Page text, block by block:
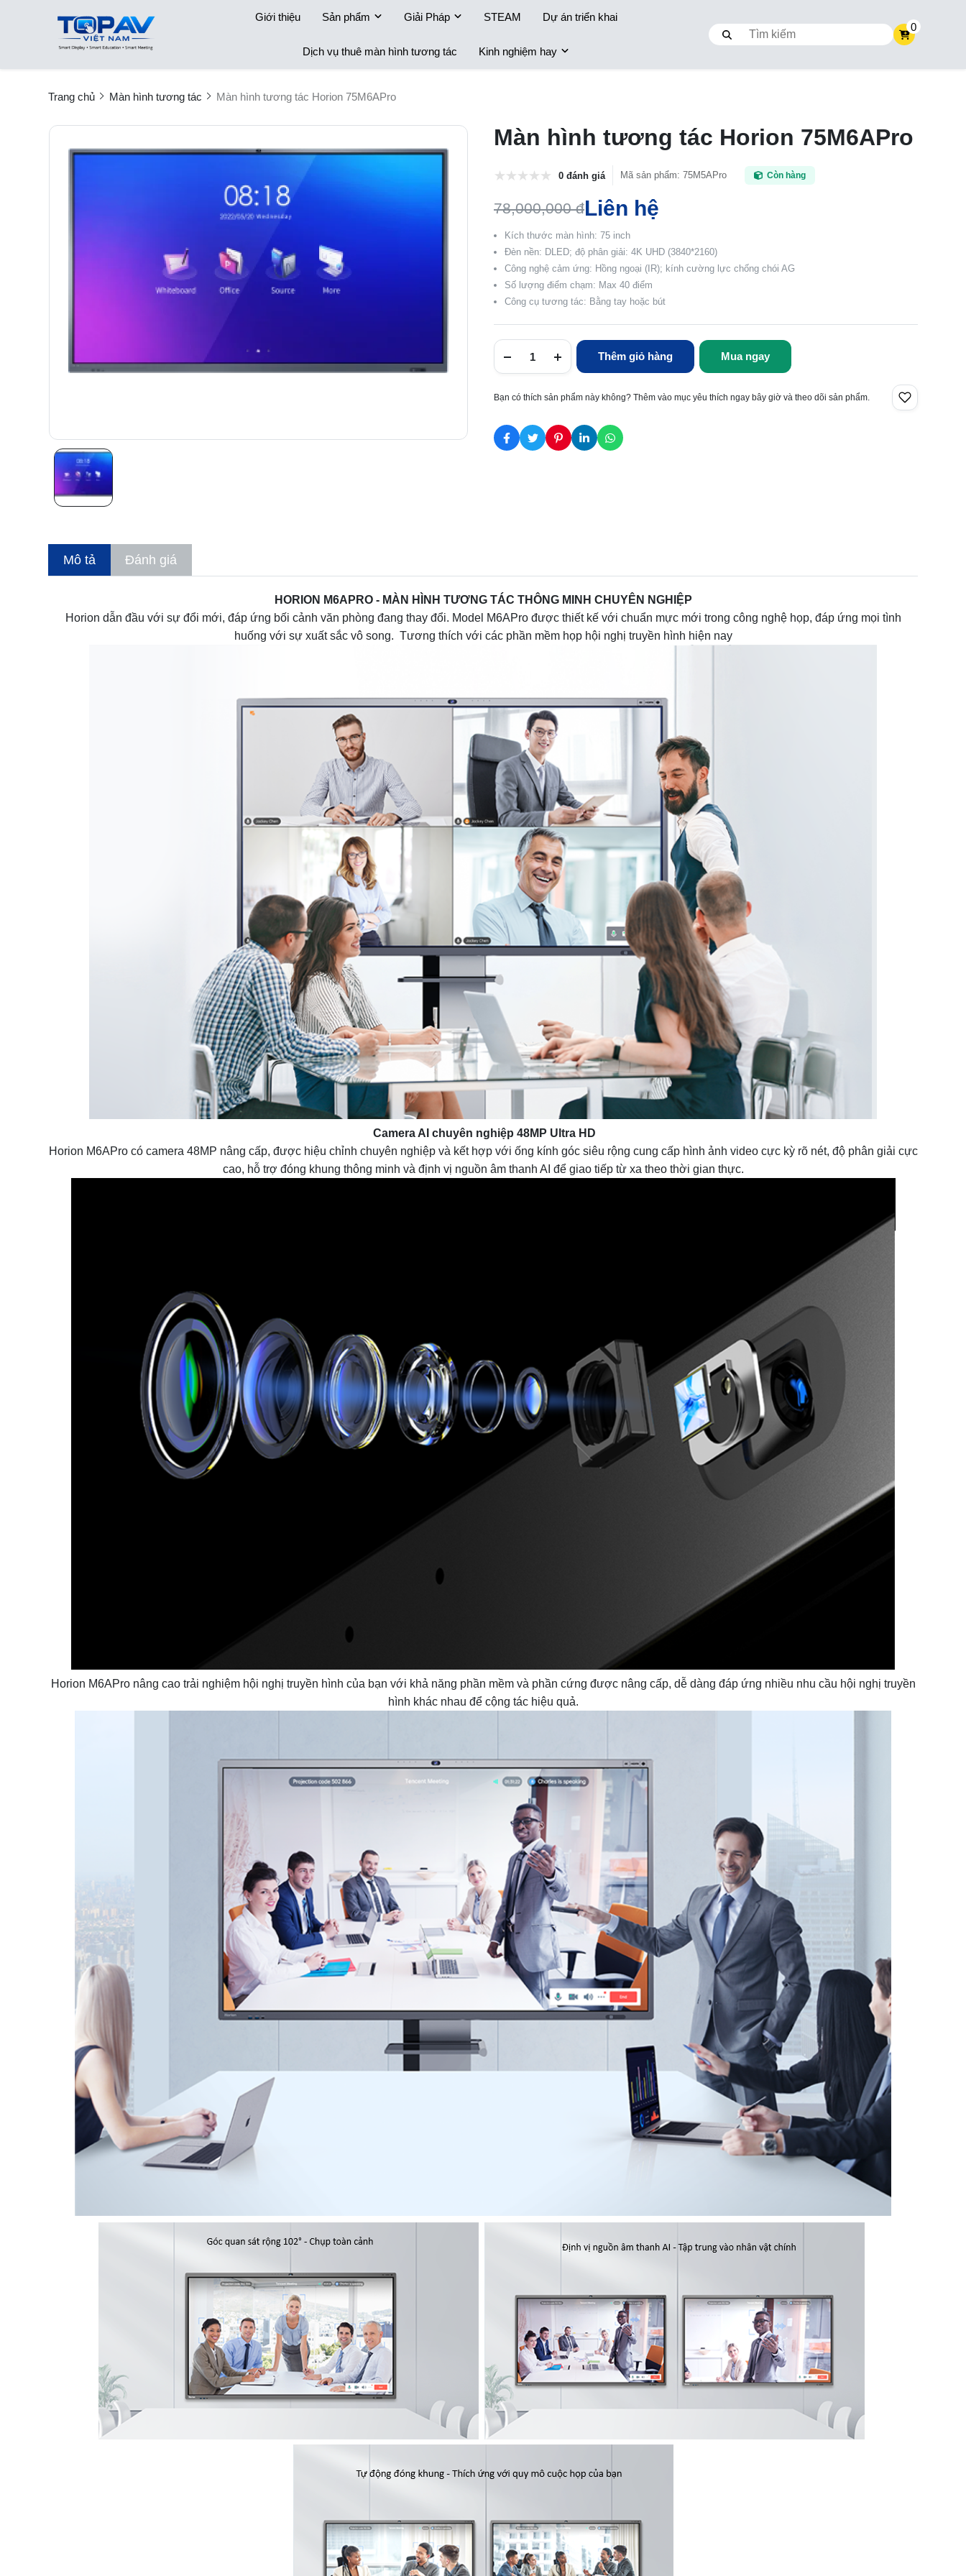
Giới thiệu Sản phẩm Giải Pháp STEAM Dự án triển khai
Dịch vụ thuê màn hình tương tác Kinh nghiệm hay
0
Trang chủ Màn hình tương tác Màn hình tương tác Horion 75M6APro
Màn hình tương tác Horion 75M6APro
0 đánh giá Mã sản phẩm: 75M5APro Còn hàng
78,000,000 đLiên hệ
Kích thước màn hình: 75 inch
Đèn nền: DLED; độ phân giải: 4K UHD (3840*2160)
Công nghệ cảm ứng: Hồng ngoại (IR); kính cường lực chống chói AG
Số lượng điểm chạm: Max 40 điểm
Công cụ tương tác: Bằng tay hoặc bút
Thêm giỏ hàng Mua ngay
Bạn có thích sản phẩm này không? Thêm vào mục yêu thích ngay bây giờ và theo dõi sản phẩm.
Mô tả Đánh giá
HORION M6APRO - MÀN HÌNH TƯƠNG TÁC THÔNG MINH CHUYÊN NGHIỆP
Horion dẫn đầu với sự đổi mới, đáp ứng bối cảnh văn phòng đang thay đổi. Model M6APro được thiết kế với chuẩn mực mới trong công nghệ họp, đáp ứng mọi tình
huống với sự xuất sắc vô song. Tương thích với các phần mềm họp hội nghị truyền hình hiện nay
Camera AI chuyên nghiệp 48MP Ultra HD
Horion M6APro có camera 48MP nâng cấp, được hiệu chỉnh chuyên nghiệp và kết hợp với ống kính góc siêu rộng cung cấp hình ảnh video cực kỳ rõ nét, độ phân giải cực
cao, hỗ trợ đóng khung thông minh và định vị nguồn âm thanh AI để giao tiếp từ xa theo thời gian thực.
Horion M6APro nâng cao trải nghiệm hội nghị truyền hình của bạn với khả năng phần mềm và phần cứng được nâng cấp, dễ dàng đáp ứng nhiều nhu cầu hội nghị truyền
hình khác nhau để cộng tác hiệu quả.